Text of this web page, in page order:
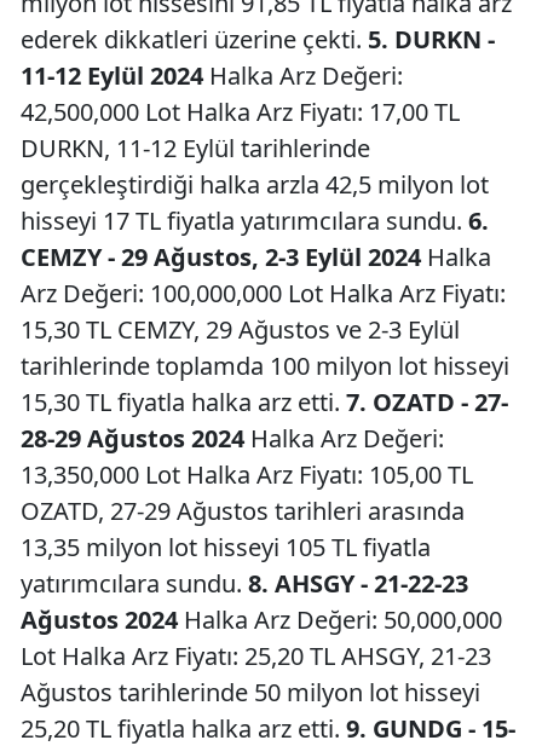
ederek dikkatleri üzerine çekti. 5. DURKN -
11-12 Eylül 2024 Halka Arz Değeri:
42,500,000 Lot Halka Arz Fiyatı: 17,00 TL
DURKN, 11-12 Eylül tarihlerinde
gerçekleştirdiği halka arzla 42,5 milyon lot
hisseyi 17 TL fiyatla yatırımcılara sundu. 6.
CEMZY - 29 Ağustos, 2-3 Eylül 2024 Halka
Arz Değeri: 100,000,000 Lot Halka Arz Fiyatı:
15,30 TL CEMZY, 29 Ağustos ve 2-3 Eylül
tarihlerinde toplamda 100 milyon lot hisseyi
15,30 TL fiyatla halka arz etti. 7. OZATD - 27-
28-29 Ağustos 2024 Halka Arz Değeri:
13,350,000 Lot Halka Arz Fiyatı: 105,00 TL
OZATD, 27-29 Ağustos tarihleri arasında
13,35 milyon lot hisseyi 105 TL fiyatla
yatırımcılara sundu. 8. AHSGY - 21-22-23
Ağustos 2024 Halka Arz Değeri: 50,000,000
Lot Halka Arz Fiyatı: 25,20 TL AHSGY, 21-23
Ağustos tarihlerinde 50 milyon lot hisseyi
25,20 TL fiyatla halka arz etti. 9. GUNDG - 15-